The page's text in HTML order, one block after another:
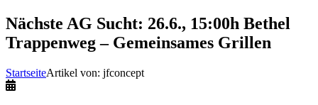
Nächste AG Sucht: 26.6., 15:00h Bethel
Trappenweg – Gemeinsames Grillen
StartseiteArtikel von: jfconcept